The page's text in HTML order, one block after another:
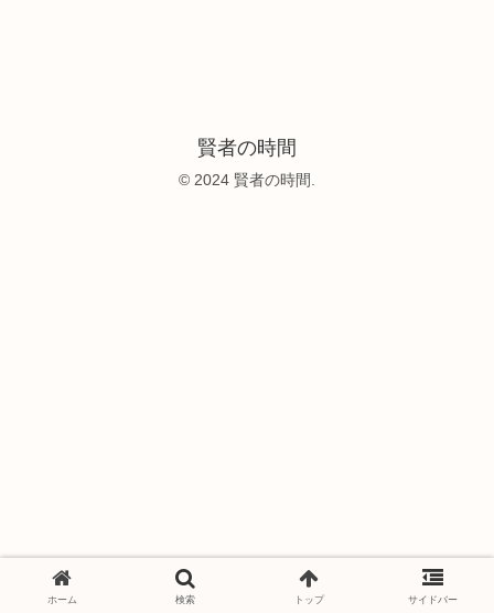
賢者の時間
© 2024 賢者の時間.
ホーム 検索 トップ サイドバー